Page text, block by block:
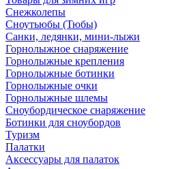
Снежколепы
Сноутьюбы (Тюбы)
Санки, ледянки, мини-лыжи
Горнолыжное снаряжение
Горнолыжные крепления
Горнолыжные ботинки
Горнолыжные очки
Горнолыжные шлемы
Сноубордическое снаряжение
Ботинки для сноубордов
Туризм
Палатки
Аксессуары для палаток